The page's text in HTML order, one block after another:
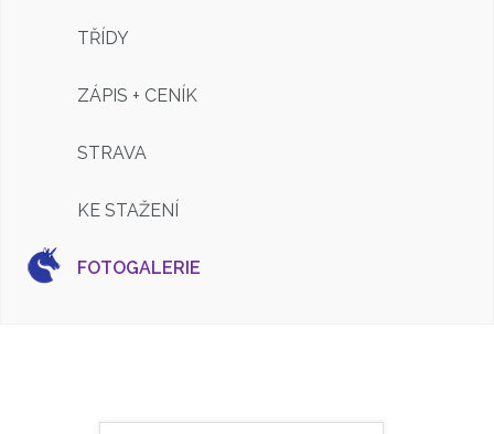
TŘÍDY
ZÁPIS + CENÍK
STRAVA
KE STAŽENÍ
FOTOGALERIE